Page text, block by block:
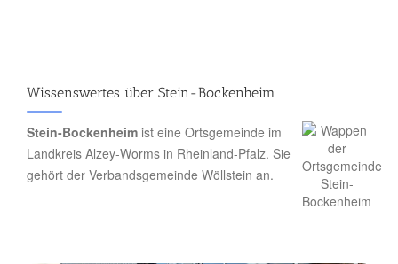
Wissenswertes über Stein-Bockenheim
Stein-Bockenheim ist eine Ortsgemeinde im
Landkreis Alzey-Worms in Rheinland-Pfalz. Sie
gehört der Verbandsgemeinde Wöllstein an.